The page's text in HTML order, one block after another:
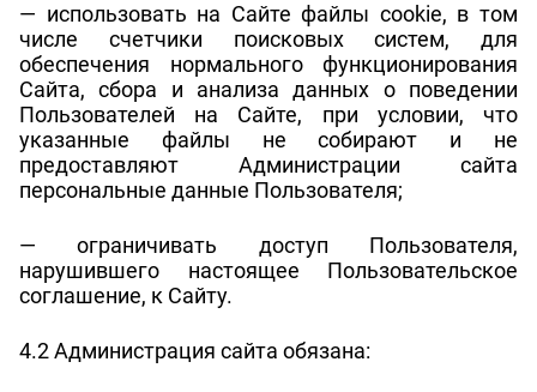
— использовать на Сайте файлы cookie, в том
числе счетчики поисковых систем, для
обеспечения нормального функционирования
Сайта, сбора и анализа данных о поведении
Пользователей на Сайте, при условии, что
указанные файлы не собирают и не
предоставляют Администрации сайта
персональные данные Пользователя;
— ограничивать доступ Пользователя,
нарушившего настоящее Пользовательское
соглашение, к Сайту.
4.2 Администрация сайта обязана: